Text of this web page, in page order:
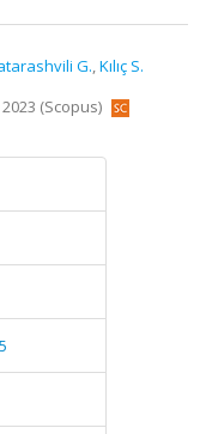
G.,Kılıç S.
2023 (Scopus)